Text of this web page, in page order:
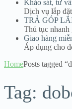
Khảo sát, tư
Dịch vụ lắp
TRẢ GÓP
Thủ tục nhanh
Giao hàng
Áp dụng cho
HomePosts tagged
Tag: